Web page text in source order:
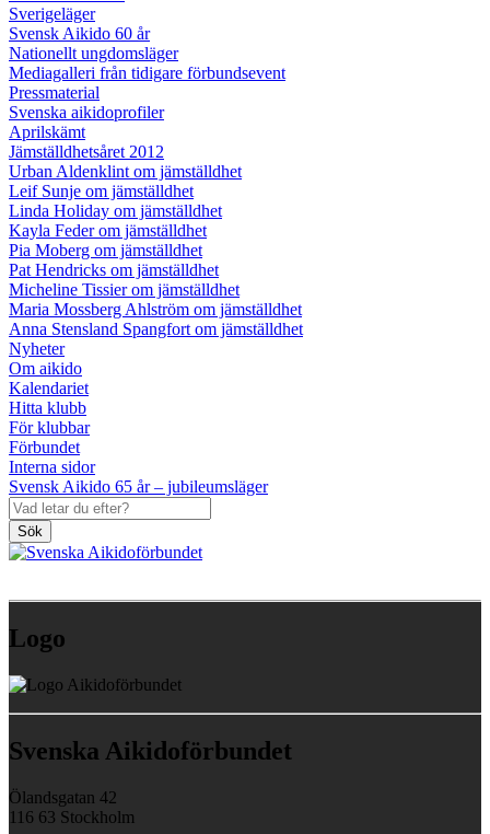
Sverigeläger
Svensk Aikido 60 år
Nationellt ungdomsläger
Mediagalleri från tidigare förbundsevent
Pressmaterial
Svenska aikidoprofiler
Aprilskämt
Jämställdhetsåret 2012
Urban Aldenklint om jämställdhet
Leif Sunje om jämställdhet
Linda Holiday om jämställdhet
Kayla Feder om jämställdhet
Pia Moberg om jämställdhet
Pat Hendricks om jämställdhet
Micheline Tissier om jämställdhet
Maria Mossberg Ahlström om jämställdhet
Anna Stensland Spangfort om jämställdhet
Nyheter
Om aikido
Kalendariet
Hitta klubb
För klubbar
Förbundet
Interna sidor
Svensk Aikido 65 år – jubileumsläger
Sök
Logo
Svenska Aikidoförbundet
Ölandsgatan 42
116 63 Stockholm